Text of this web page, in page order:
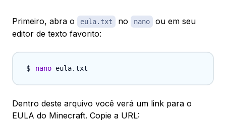
Primeiro, abra o eula.txt no nano
ou em seu
editor de texto favorito:
nano
Dentro deste arquivo você verá um link para o
EULA do Minecraft. Copie a URL: